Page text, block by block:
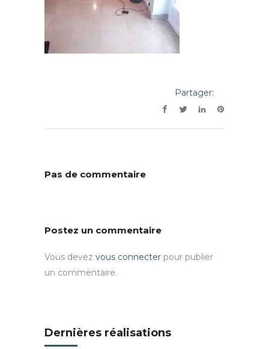
Partager:
Pas de commentaire
Postez un commentaire
Vous devez vous connecter pour publier
un commentaire.
Dernières réalisations